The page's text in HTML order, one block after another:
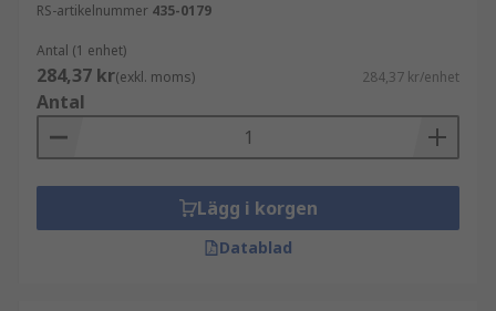
RS-artikelnummer 435-0179
Antal (1 enhet)
284,37 kr(exkl. moms) 284,37 kr/enhet
Antal
Lägg i korgen
Datablad